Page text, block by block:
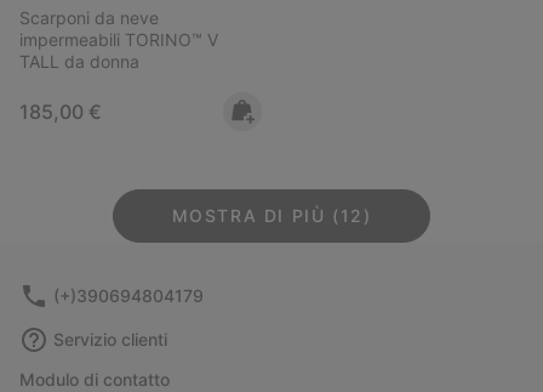
Scarponi da neve
impermeabili TORINO™ V
TALL da donna
Regular price:
185,00 €
MOSTRA DI PIÙ (12)
(+)390694804179
Servizio clienti
Modulo di contatto